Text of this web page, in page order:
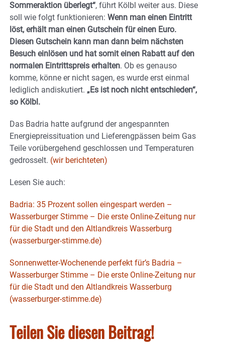
Sommeraktion überlegt“, führt Kölbl weiter aus. Diese
soll wie folgt funktionieren: Wenn man einen Eintritt
löst, erhält man einen Gutschein für einen Euro.
Diesen Gutschein kann man dann beim nächsten
Besuch einlösen und hat somit einen Rabatt auf den
normalen Eintrittspreis erhalten. Ob es genauso
komme, könne er nicht sagen, es wurde erst einmal
lediglich andiskutiert. „Es ist noch nicht entschieden“,
so Kölbl.
Das Badria hatte aufgrund der angespannten
Energiepreissituation und Lieferengpässen beim Gas
Teile vorübergehend geschlossen und Temperaturen
gedrosselt. (wir berichteten)
Lesen Sie auch:
Badria: 35 Prozent sollen eingespart werden –
Wasserburger Stimme – Die erste Online-Zeitung nur
für die Stadt und den Altlandkreis Wasserburg
(wasserburger-stimme.de)
Sonnenwetter-Wochenende perfekt für’s Badria –
Wasserburger Stimme – Die erste Online-Zeitung nur
für die Stadt und den Altlandkreis Wasserburg
(wasserburger-stimme.de)
Teilen Sie diesen Beitrag!